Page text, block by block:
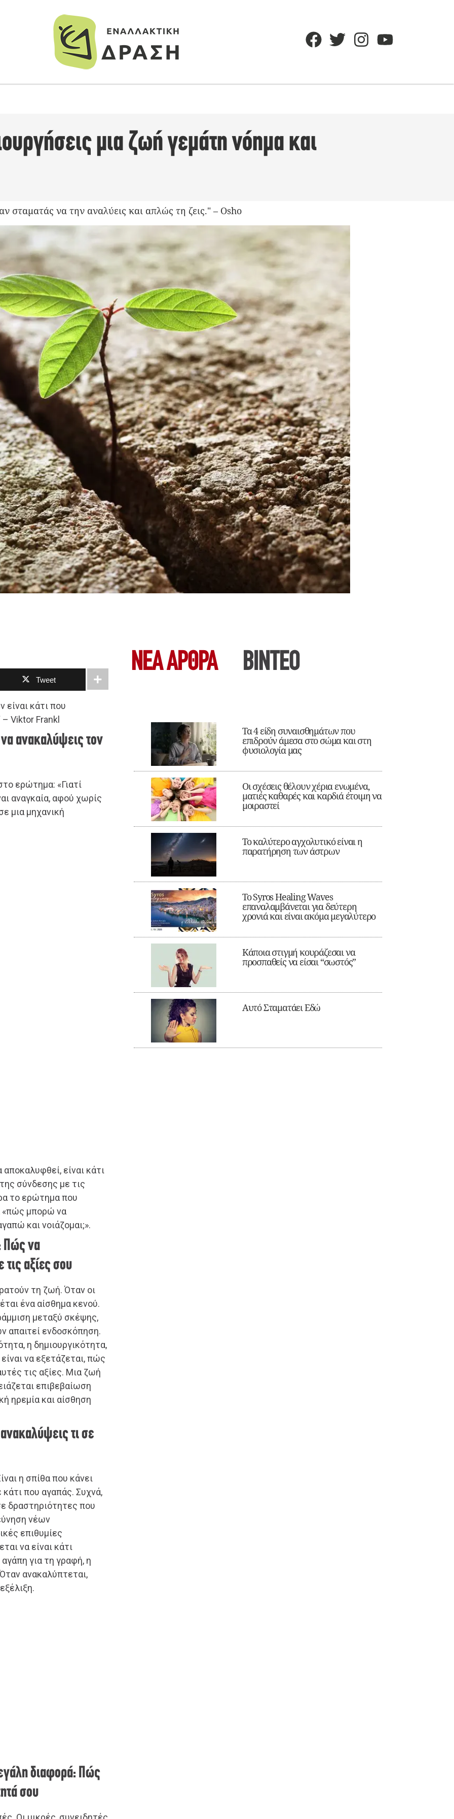
μια ζωή γεμάτη νόημα και
σταματάς να την αναλύεις και απλώς τη ζεις." – Osho
Tweet
κάτι που
– Viktor Frankl
ανακαλύψεις τον
ερώτημα: «Γιατί
αναγκαία, αφού χωρίς
μια μηχανική
είναι κάτι
σύνδεσης με τις
το ερώτημα που
«πώς μπορώ να
και νοιάζομαι;».
Πώς να
τις αξίες σου
τη ζωή. Όταν οι
ένα αίσθημα κενού.
μεταξύ σκέψης,
απαιτεί ενδοσκόπηση.
η δημιουργικότητα,
να εξετάζεται, πώς
τις αξίες. Μια ζωή
επιβεβαίωση
ηρεμία και αίσθηση
τι σε
η σπίθα που κάνει
κάτι που αγαπάς. Συχνά,
δραστηριότητες που
νέων
επιθυμίες
να είναι κάτι
για τη γραφή, η
ανακαλύπτεται,
διαφορά: Πώς
σου
ΝΕΑ ΆΡΘΡΑ ΒΙΝΤΕΟ
Τα 4 είδη συναισθημάτων που
επιδρούν άμεσα στο σώμα και στη
φυσιολογία μας
Οι σχέσεις θέλουν χέρια ενωμένα,
ματιές καθαρές και καρδιά έτοιμη να
μοιραστεί
Το καλύτερο αγχολυτικό είναι η
παρατήρηση των άστρων
Το Syros Healing Waves
επαναλαμβάνεται για δεύτερη
χρονιά και είναι ακόμα μεγαλύτερο
Κάποια στιγμή κουράζεσαι να
προσπαθείς να είσαι “σωστός”
Αυτό Σταματάει Εδώ